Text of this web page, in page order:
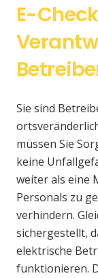
E-
Sie sind
müssen Sie
keine
weiter als eine
Personals zu
verhindern.
sichergestellt,
elektrische
funktionieren.